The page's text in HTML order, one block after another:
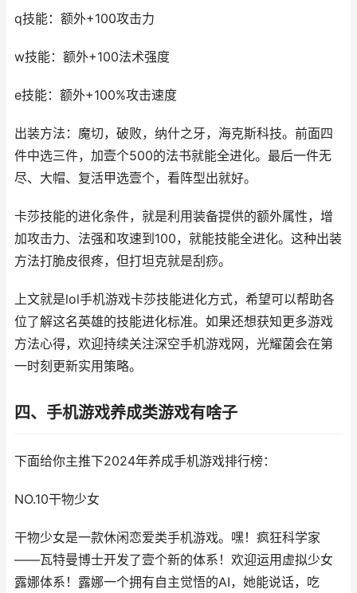
q技能：额外+100攻击力
w技能：额外+100法术强度
e技能：额外+100%攻击速度
出装方法：魔切，破败，纳什之牙，海克斯科技。前面四
件中选三件，加壹个500的法书就能全进化。最后一件无
尽、大帽、复活甲选壹个，看阵型出就好。
卡莎技能的进化条件，就是利用装备提供的额外属性，增
加攻击力、法强和攻速到100，就能技能全进化。这种出装
方法打脆皮很疼，但打坦克就是刮痧。
上文就是lol手机游戏卡莎技能进化方式，希望可以帮助各
位了解这名英雄的技能进化标准。如果还想获知更多游戏
方法心得，欢迎持续关注深空手机游戏网，光耀菌会在第
一时刻更新实用策略。
四、手机游戏养成类游戏有啥子
下面给你主推下2024年养成手机游戏排行榜：
NO.10干物少女
干物少女是一款休闲恋爱类手机游戏。嘿！疯狂科学家
——瓦特曼博士开发了壹个新的体系！欢迎运用虚拟少女
露娜体系！露娜一个拥有自主觉悟的AI，她能说话，吃